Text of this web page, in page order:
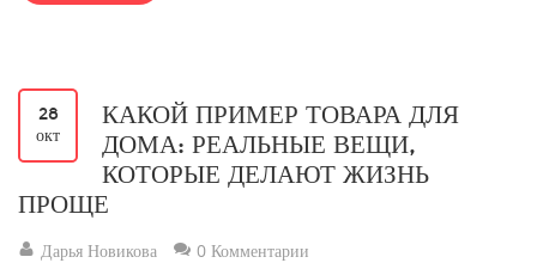
28
окт
КАКОЙ ПРИМЕР ТОВАРА ДЛЯ
ДОМА: РЕАЛЬНЫЕ ВЕЩИ,
КОТОРЫЕ ДЕЛАЮТ ЖИЗНЬ
ПРОЩЕ
Дарья Новикова 0 Комментарии